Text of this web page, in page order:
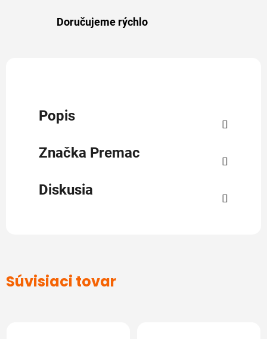
Doručujeme rýchlo
Popis
Značka Premac
Diskusia
Súvisiaci tovar